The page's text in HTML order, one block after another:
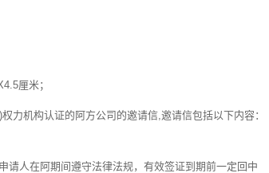
厘米；
力机构认证的阿方公司的邀请信,邀请信包括以下内容：
请人在阿期间遵守法律法规，有效签证到期前一定回中